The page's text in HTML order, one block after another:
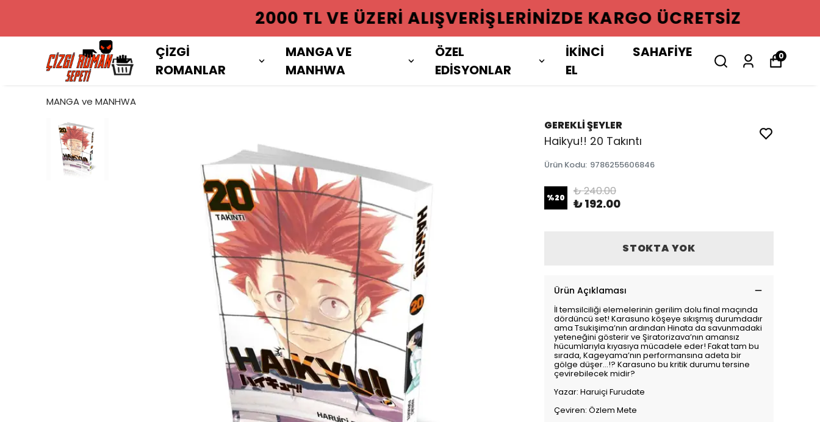
2000 TL VE ÜZERI ALIŞVERIŞLERINIZDE KARGO ÜCRETSIZ
ÇİZGİ
ROMANLAR
MANGA VE
MANHWA
ÖZEL
EDİSYONLAR
İKİNCİ
EL
SAHAFİYE 0
MANGA ve MANHWA
GEREKLİ ŞEYLER
Haikyu!! 20 Takıntı
Ürün Kodu: 9786255606846
%20 ₺ 240.00
₺ 192.00
STOKTA YOK
Ürün Açıklaması
İl temsilciliği elemelerinin gerilim dolu final maçında
dördüncü set! Karasuno köşeye sıkışmış durumdadır
ama Tsukişima’nın ardından Hinata da savunmadaki
yeteneğini gösterir ve Şiratorizava’nın amansız
hücumlarıyla kıyasıya mücadele eder! Fakat tam bu
sırada, Kageyama’nın performansına adeta bir
gölge düşer…!? Karasuno bu kritik durumu tersine
çevirebilecek midir?
Yazar: Haruiçi Furudate
Çeviren: Özlem Mete